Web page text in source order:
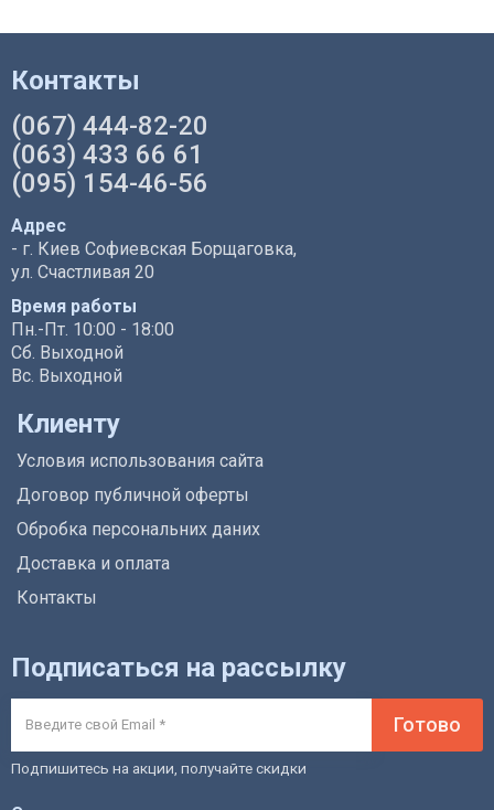
Контакты
(067) 444-82-20
(063) 433 66 61
(095) 154-46-56
Адрес
- г. Киев Софиевская Борщаговка,
ул. Счастливая 20
Время работы
Пн.-Пт. 10:00 - 18:00
Сб. Выходной
Вс. Выходной
Клиенту
Условия использования сайта
Договор публичной оферты
Обробка персональних даних
Доставка и оплата
Контакты
Подписаться на рассылку
Готово
Подпишитесь на акции, получайте скидки